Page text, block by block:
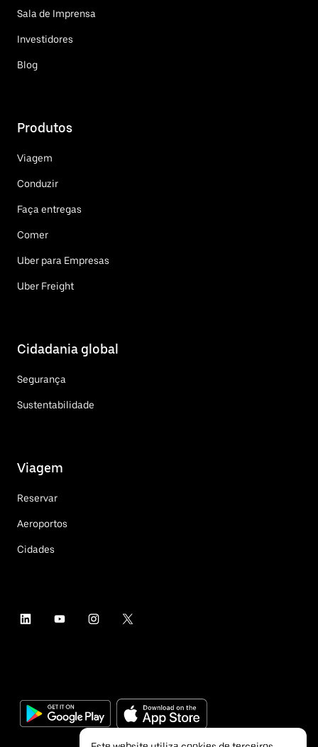
Sala de Imprensa
Investidores
Blog
Produtos
Viagem
Conduzir
Faça entregas
Comer
Uber para Empresas
Uber Freight
Cidadania global
Segurança
Sustentabilidade
Viagem
Reservar
Aeroportos
Cidades